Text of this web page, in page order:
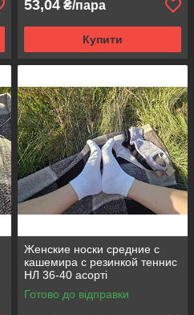
53,04 ₴/пара
Купити
Женские носки средние с
кашемира с резинкой теннис
НЛ 36-40 асорті
Готово до відправки